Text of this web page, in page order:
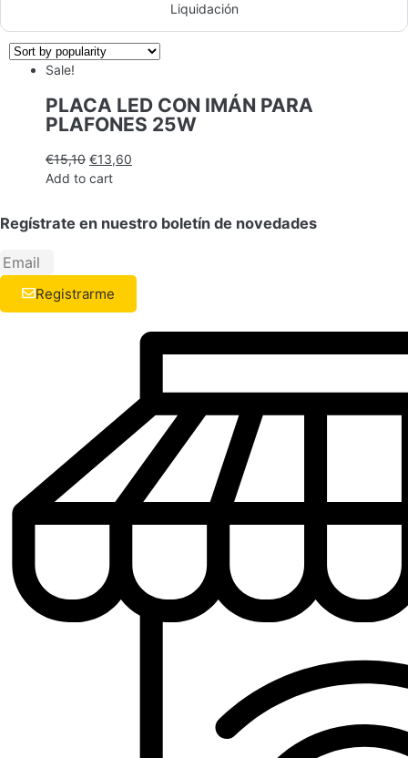
Liquidación
Sale!
PLACA LED CON IMÁN PARA
PLAFONES 25W
€15,10 €13,60
Add to cart
Regístrate en nuestro boletín de novedades
Registrarme